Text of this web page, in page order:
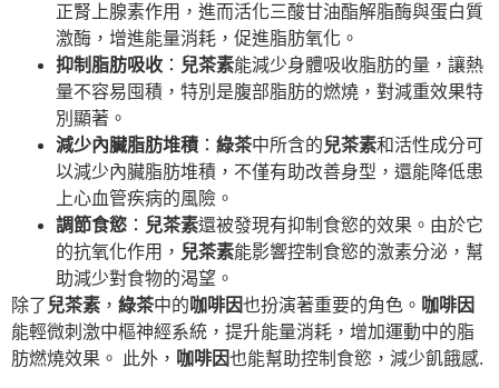
正腎上腺素作用，進而活化三酸甘油酯解脂酶與蛋白質
激酶，增進能量消耗，促進脂肪氧化。
抑制脂肪吸收 ： 兒茶素能減少身體吸收脂肪的量，讓熱
量不容易囤積，特別是腹部脂肪的燃燒，對減重效果特
別顯著。
減少內臟脂肪堆積 ： 綠茶中所含的兒茶素和活性成分可
以減少內臟脂肪堆積，不僅有助改善身型，還能降低患
上心血管疾病的風險。
調節食慾 ： 兒茶素還被發現有抑制食慾的效果。由於它
的抗氧化作用， 兒茶素能影響控制食慾的激素分泌，幫
助減少對食物的渴望。
除了 兒茶素 ， 綠茶中的咖啡因也扮演著重要的角色。 咖啡因
能輕微刺激中樞神經系統，提升能量消耗，增加運動中的脂
肪燃燒效果。 此外， 咖啡因也能幫助控制食慾，減少飢餓感.